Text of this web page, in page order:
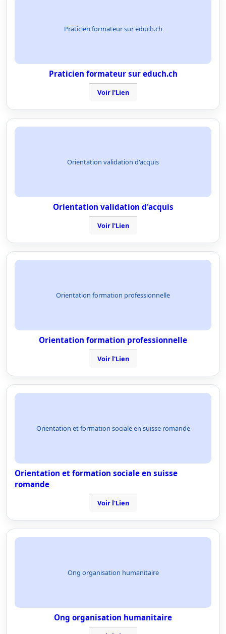
Praticien formateur sur educh.ch
Praticien formateur sur educh.ch
Voir l'Lien
Orientation validation d'acquis
Orientation validation d'acquis
Voir l'Lien
Orientation formation professionnelle
Orientation formation professionnelle
Voir l'Lien
Orientation et formation sociale en suisse romande
Orientation et formation sociale en suisse
romande
Voir l'Lien
Ong organisation humanitaire
Ong organisation humanitaire